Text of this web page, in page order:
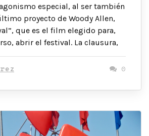
especial, al ser también
proyecto de Woody Allen,
que es el film elegido para,
abrir el festival. La clausura,
0